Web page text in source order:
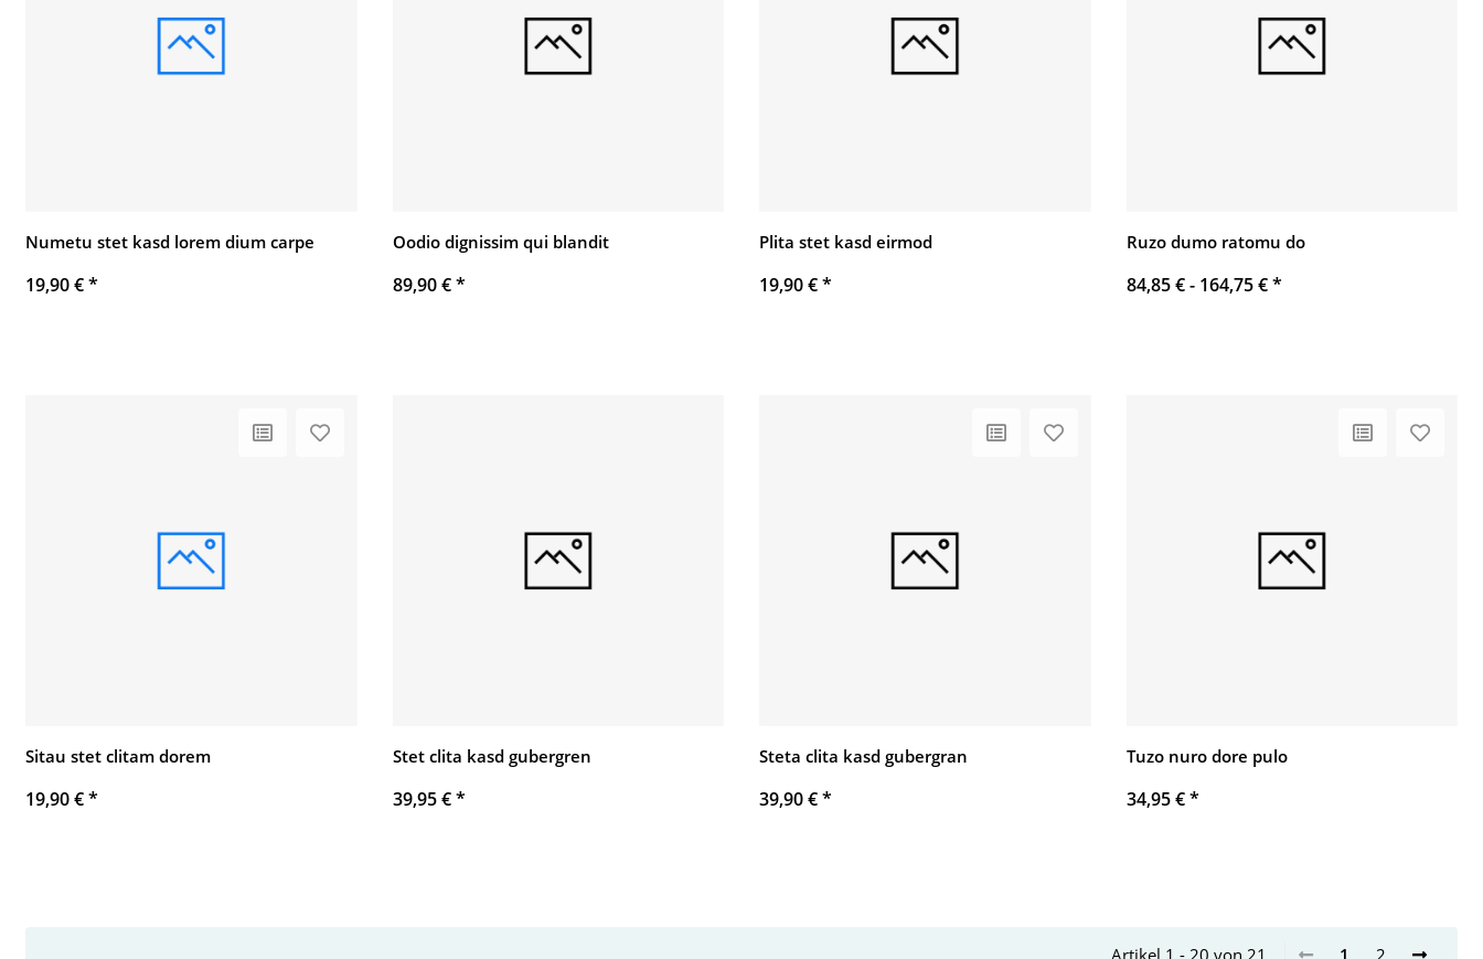
Numetu stet kasd lorem dium carpe
19,90 €*
Oodio dignissim qui blandit
89,90 €*
Plita stet kasd eirmod
19,90 €*
Ruzo dumo ratomu do
84,85 € - 164,75 €*
Sitau stet clitam dorem
19,90 €*
Stet clita kasd gubergren
39,95 €*
Steta clita kasd gubergran
39,90 €*
Tuzo nuro dore pulo
34,95 €*